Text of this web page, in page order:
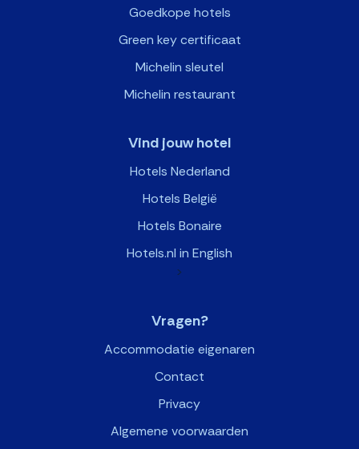
Goedkope hotels
Green key certificaat
Michelin sleutel
Michelin restaurant
Vind jouw hotel
Hotels Nederland
Hotels België
Hotels Bonaire
Hotels.nl in English
>
Vragen?
Accommodatie eigenaren
Contact
Privacy
Algemene voorwaarden